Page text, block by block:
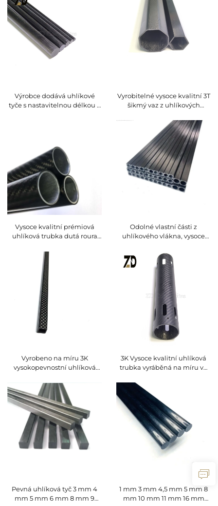
Výrobce dodává uhlíkové
tyče s nastavitelnou délkou a
Vyrobitelné vysoce kvalitní 3T
šikmý vaz z uhlíkových
mnohoúhelníkový design
Vysoce kvalitní prémiová
uhlíková trubka dutá roura
sportovní vybavení
Odolné vlastní části z
uhlíkového vlákna, vysoce
Vyrobeno na míru 3K
vysokopevnostní uhlíková
tvar prémiové uhlíkové
výrobky
3K Vysoce kvalitní uhlíková
trubka vyráběná na míru ve
Pevná uhlíková tyč 3 mm 4
mm 5 mm 6 mm 8 mm 9
1 mm 3 mm 4,5 mm 5 mm 8
mm 10 mm 11 mm 16 mm